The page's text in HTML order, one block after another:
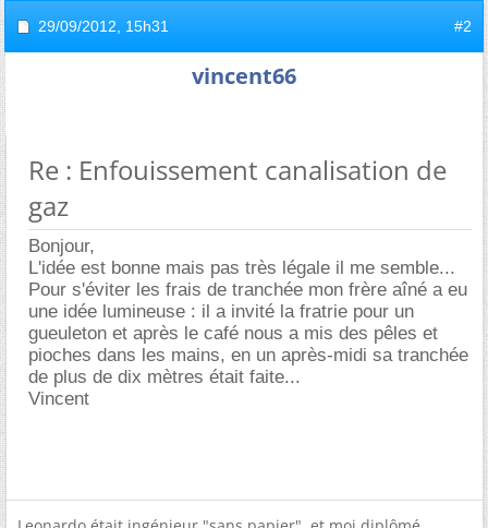
29/09/2012, 15h31 #2
vincent66
Re : Enfouissement canalisation de
gaz
Bonjour,
L'idée est bonne mais pas très légale il me semble...
Pour s'éviter les frais de tranchée mon frère aîné a eu
une idée lumineuse : il a invité la fratrie pour un
gueuleton et après le café nous a mis des pêles et
pioches dans les mains, en un après-midi sa tranchée
de plus de dix mètres était faite...
Vincent